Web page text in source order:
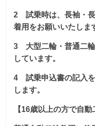
2 試乗時は、長袖・
着用をお願いいたしま
3 大型二輪・普通二
しています。
4 試乗申込書の記入
します。
【16歳以上の方で自